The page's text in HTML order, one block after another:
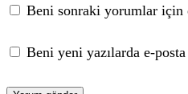
Beni sonraki yorumlar
Beni yeni yazılarda e-